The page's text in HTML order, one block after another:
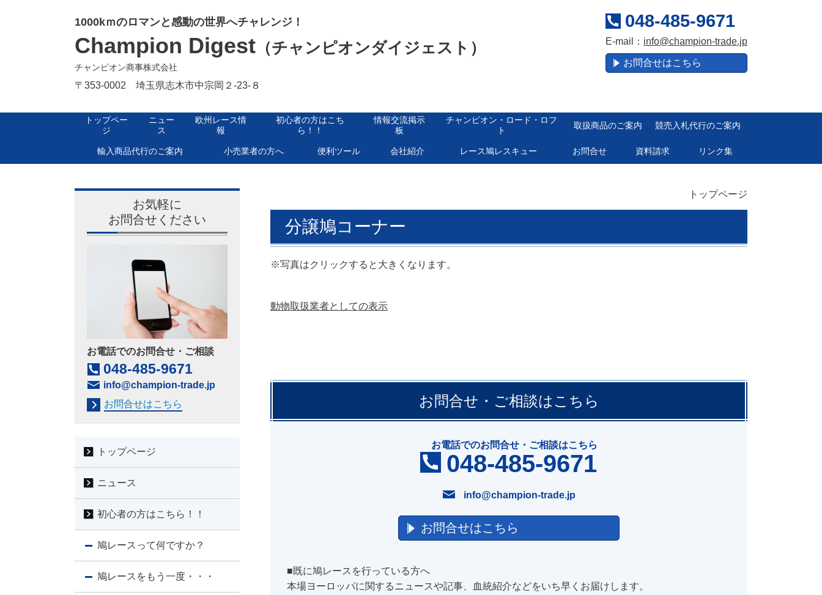
1000kｍのロマンと感動の世界へチャレンジ！
Champion Digest （チャンピオンダイジェスト）
チャンピオン商事株式会社
〒353-0002 埼玉県志木市中宗岡２-23-８
048-485-9671
E-mail： info@champion-trade.jp
お問合せはこちら
トップペー
ジ
ニュー
ス
欧州レース情
報
初心者の方はこち
ら！！
情報交流掲示
板
チャンピオン・ロード・ロフ
ト
取扱商品のご案内 競売入札代行のご案内
輸入商品代行のご案内 小売業者の方へ 便利ツール 会社紹介 レース鳩レスキュー お問合せ 資料請求 リンク集
トップページ
分譲鳩コーナー
※写真はクリックすると大きくなります。
動物取扱業者としての表示
お問合せ・ご相談はこちら
お電話でのお問合せ・ご相談はこちら
048-485-9671
info@champion-trade.jp
お問合せはこちら
■既に鳩レースを行っている方へ
本場ヨーロッパに関するニュースや記事、血統紹介などをいち早くお届けします。
お気軽に
お問合せください
お電話でのお問合せ・ご相談
048-485-9671
info@champion-trade.jp
お問合せはこちら
トップページ
ニュース
初心者の方はこちら！！
鳩レースって何ですか？
鳩レースをもう一度・・・